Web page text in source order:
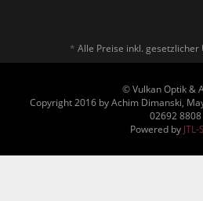
* Alle Preise inkl. gesetzlicher
© Vulkan Optik &
Copyright 2016 by Achim Dimanski,
02692 8808
Powered by